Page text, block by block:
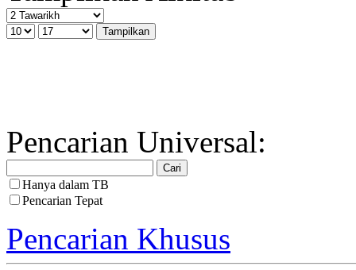
Pencarian Universal:
Hanya dalam TB
Pencarian Tepat
Pencarian Khusus